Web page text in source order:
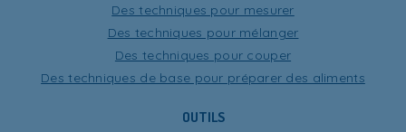
Des techniques pour mesurer
Des techniques pour mélanger
Des techniques pour couper
Des techniques de base pour préparer des aliments
OUTILS